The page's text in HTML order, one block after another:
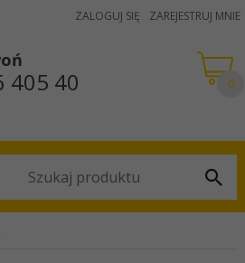
ZALOGUJ SIĘ ZAREJESTRUJ MNIE
405 40 0